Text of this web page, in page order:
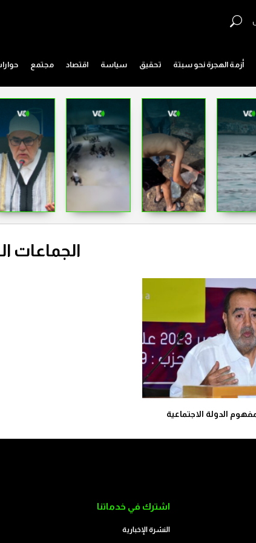
أزمة الهجرة نحو سبتة تحقيق سياسة اقتصاد مجتمع
الجماعات
الدولة الاجتماعية
اشترك في خدماتنا
النشرة الإخبارية